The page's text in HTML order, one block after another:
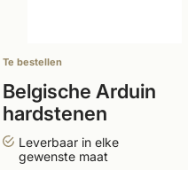
Te bestellen
Belgische Arduin
hardstenen
raamdorpel 20cm
model 4
Leverbaar in elke
gewenste maat